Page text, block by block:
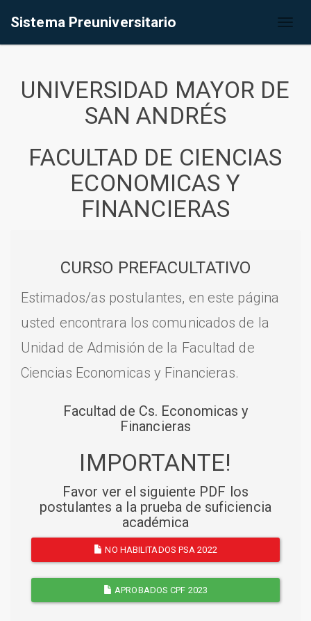
Sistema Preuniversitario
UNIVERSIDAD MAYOR DE
SAN ANDRÉS
FACULTAD DE CIENCIAS
ECONOMICAS Y
FINANCIERAS
CURSO PREFACULTATIVO
Estimados/as postulantes, en este página
usted encontrara los comunicados de la
Unidad de Admisión de la Facultad de
Ciencias Economicas y Financieras.
Facultad de Cs. Economicas y
Financieras
IMPORTANTE!
Favor ver el siguiente PDF los
postulantes a la prueba de suficiencia
académica
NO HABILITADOS PSA 2022
APROBADOS CPF 2023